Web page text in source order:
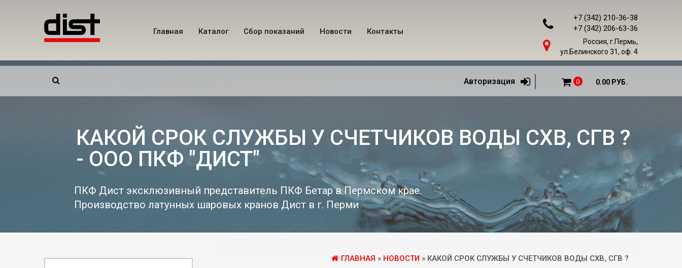
Главная Каталог Сбор показаний Новости Контакты
+7 (342) 210-36-38
+7 (342) 206-63-36
Россия, г.Пермь,
ул.Белинского 31, оф. 4
0 0.00 РУБ.
Авторизация
КАКОЙ СРОК СЛУЖБЫ У СЧЕТЧИКОВ ВОДЫ СХВ, СГВ ?
- ООО ПКФ "ДИСТ"
ПКФ Дист эксклюзивный представитель ПКФ Бетар в Пермском крае.
Производство латунных шаровых кранов Дист в г. Перми
ГЛАВНАЯ » НОВОСТИ » КАКОЙ СРОК СЛУЖБЫ У СЧЕТЧИКОВ ВОДЫ СХВ, СГВ ?